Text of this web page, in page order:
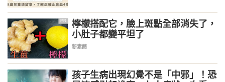
PR
檸檬搭配它，臉上斑點全部消失了，
小肚子都變平坦了
新素簡
孩子生病出現幻覺不是「中邪」！恐